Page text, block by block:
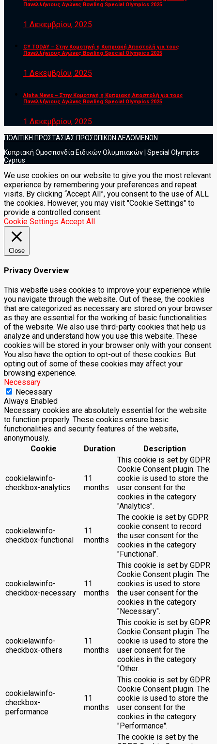
Πανελλήνιους Αγώνες Bowling Special Olympics 2025
1 Δεκεμβρίου, 2025
CY TODAY – Στην Κομοτηνή η Κυπριακή Αποστολή για τους
Πανελλήνιους Αγώνες Bowling Special Olympics 2025
1 Δεκεμβρίου, 2025
Alpha News – Στην Κομοτηνή η Κυπριακή Αποστολή για τους
Πανελλήνιους Αγώνες Bowling Special Olympics 2025
1 Δεκεμβρίου, 2025
ΠΟΛΙΤΙΚΗ ΠΡΟΣΤΑΣΙΑΣ ΠΡΟΣΩΠΙΚΩΝ ΔΕΔΟΜΕΝΩΝ
Κυπριακή Ομοσπονδία Ειδικών Ολυμπιακών | Special Olympics
Cyprus
We use cookies on our website to give you the most relevant
experience by remembering your preferences and repeat
visits. By clicking “Accept All”, you consent to the use of ALL
the cookies. However, you may visit "Cookie Settings" to
provide a controlled consent.
Cookie Settings Accept All
Close
Privacy Overview
This website uses cookies to improve your experience while
you navigate through the website. Out of these, the cookies
that are categorized as necessary are stored on your browser
as they are essential for the working of basic functionalities
of the website. We also use third-party cookies that help us
analyze and understand how you use this website. These
cookies will be stored in your browser only with your consent.
You also have the option to opt-out of these cookies. But
opting out of some of these cookies may affect your
browsing experience.
Necessary
Necessary
Always Enabled
Necessary cookies are absolutely essential for the website
to function properly. These cookies ensure basic
functionalities and security features of the website,
anonymously.
Cookie
Duration Description
cookielawinfo-
checkbox-analytics
11
months
This cookie is set by GDPR
Cookie Consent plugin. The
cookie is used to store the
user consent for the
cookies in the category
"Analytics".
cookielawinfo-
checkbox-functional
11
months
The cookie is set by GDPR
cookie consent to record
the user consent for the
cookies in the category
"Functional".
cookielawinfo-
checkbox-necessary
11
months
This cookie is set by GDPR
Cookie Consent plugin. The
cookies is used to store
the user consent for the
cookies in the category
"Necessary".
cookielawinfo-
checkbox-others
11
months
This cookie is set by GDPR
Cookie Consent plugin. The
cookie is used to store the
user consent for the
cookies in the category
"Other.
cookielawinfo-
checkbox-
performance
11
months
This cookie is set by GDPR
Cookie Consent plugin. The
cookie is used to store the
user consent for the
cookies in the category
"Performance".
The cookie is set by the